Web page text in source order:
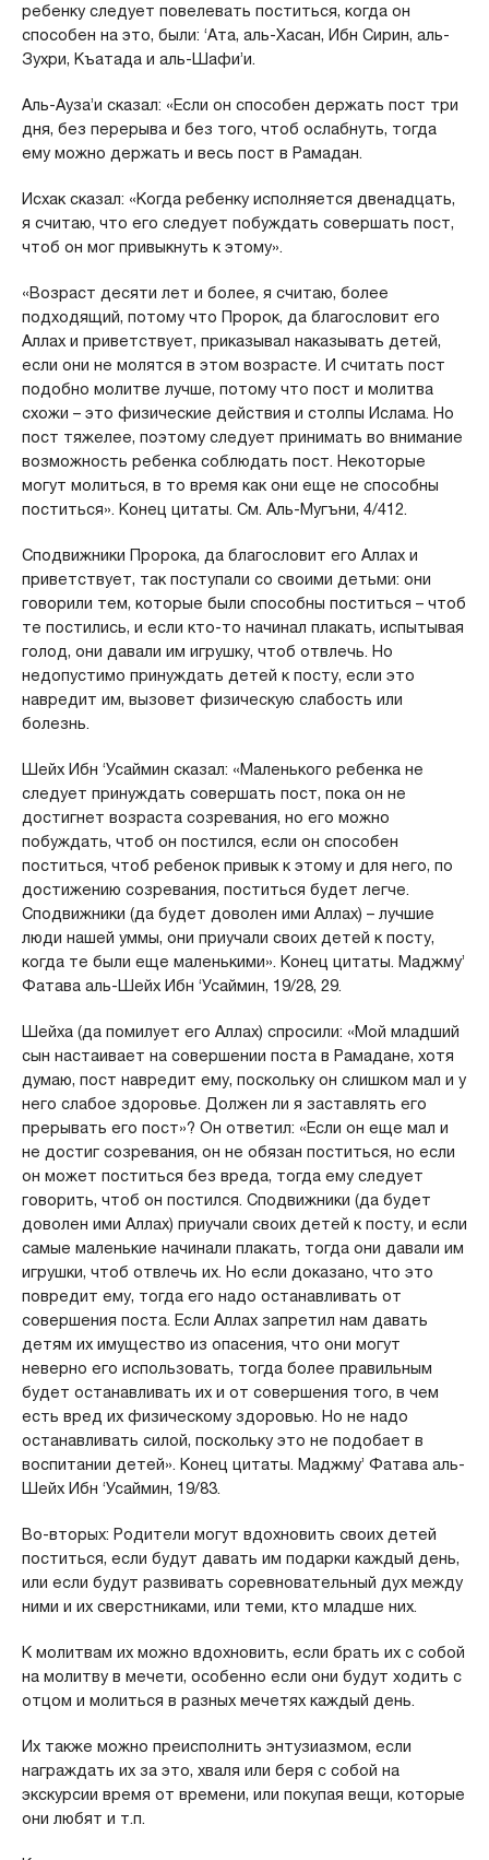
ребенку следует повелевать поститься, когда он
способен на это, были: ‘Ата, аль-Хасан, Ибн Сирин, аль-
Зухри, Къатада и аль-Шафи’и.
Аль-Ауза’и сказал: «Если он способен держать пост три
дня, без перерыва и без того, чтоб ослабнуть, тогда
ему можно держать и весь пост в Рамадан.
Исхак сказал: «Когда ребенку исполняется двенадцать,
я считаю, что его следует побуждать совершать пост,
чтоб он мог привыкнуть к этому».
«Возраст десяти лет и более, я считаю, более
подходящий, потому что Пророк, да благословит его
Аллах и приветствует, приказывал наказывать детей,
если они не молятся в этом возрасте. И считать пост
подобно молитве лучше, потому что пост и молитва
схожи – это физические действия и столпы Ислама. Но
пост тяжелее, поэтому следует принимать во внимание
возможность ребенка соблюдать пост. Некоторые
могут молиться, в то время как они еще не способны
поститься». Конец цитаты. См. Аль-Мугъни, 4/412.
Сподвижники Пророка, да благословит его Аллах и
приветствует, так поступали со своими детьми: они
говорили тем, которые были способны поститься – чтоб
те постились, и если кто-то начинал плакать, испытывая
голод, они давали им игрушку, чтоб отвлечь. Но
недопустимо принуждать детей к посту, если это
навредит им, вызовет физическую слабость или
болезнь.
Шейх Ибн ‘Усаймин сказал: «Маленького ребенка не
следует принуждать совершать пост, пока он не
достигнет возраста созревания, но его можно
побуждать, чтоб он постился, если он способен
поститься, чтоб ребенок привык к этому и для него, по
достижению созревания, поститься будет легче.
Сподвижники (да будет доволен ими Аллах) – лучшие
люди нашей уммы, они приучали своих детей к посту,
когда те были еще маленькими». Конец цитаты. Маджму’
Фатава аль-Шейх Ибн ‘Усаймин, 19/28, 29.
Шейха (да помилует его Аллах) спросили: «Мой младший
сын настаивает на совершении поста в Рамадане, хотя
думаю, пост навредит ему, поскольку он слишком мал и у
него слабое здоровье. Должен ли я заставлять его
прерывать его пост»? Он ответил: «Если он еще мал и
не достиг созревания, он не обязан поститься, но если
он может поститься без вреда, тогда ему следует
говорить, чтоб он постился. Сподвижники (да будет
доволен ими Аллах) приучали своих детей к посту, и если
самые маленькие начинали плакать, тогда они давали им
игрушки, чтоб отвлечь их. Но если доказано, что это
повредит ему, тогда его надо останавливать от
совершения поста. Если Аллах запретил нам давать
детям их имущество из опасения, что они могут
неверно его использовать, тогда более правильным
будет останавливать их и от совершения того, в чем
есть вред их физическому здоровью. Но не надо
останавливать силой, поскольку это не подобает в
воспитании детей». Конец цитаты. Маджму’ Фатава аль-
Шейх Ибн ‘Усаймин, 19/83.
Во-вторых: Родители могут вдохновить своих детей
поститься, если будут давать им подарки каждый день,
или если будут развивать соревновательный дух между
ними и их сверстниками, или теми, кто младше них.
К молитвам их можно вдохновить, если брать их с собой
на молитву в мечети, особенно если они будут ходить с
отцом и молиться в разных мечетях каждый день.
Их также можно преисполнить энтузиазмом, если
награждать их за это, хваля или беря с собой на
экскурсии время от времени, или покупая вещи, которые
они любят и т.п.